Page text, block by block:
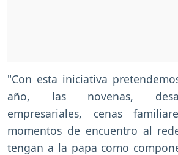
"Con esta iniciativa
año, las novenas,
empresariales, cenas
momentos de encuentro al
tengan a la papa como